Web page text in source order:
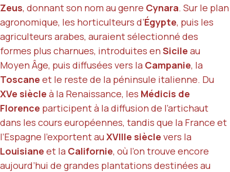
Zeus, donnant son nom au genre Cynara. Sur le plan
agronomique, les horticulteurs d’Égypte, puis les
agriculteurs arabes, auraient sélectionné des
formes plus charnues, introduites en Sicile au
Moyen Âge, puis diffusées vers la Campanie, la
Toscane et le reste de la péninsule italienne. Du
XVe siècle à la Renaissance, les Médicis de
Florence participent à la diffusion de l’artichaut
dans les cours européennes, tandis que la France et
l’Espagne l’exportent au XVIIIe siècle vers la
Louisiane et la Californie, où l’on trouve encore
aujourd’hui de grandes plantations destinées au